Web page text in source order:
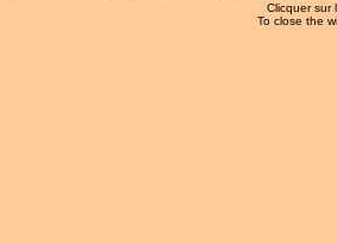
Clicquer sur
To close the